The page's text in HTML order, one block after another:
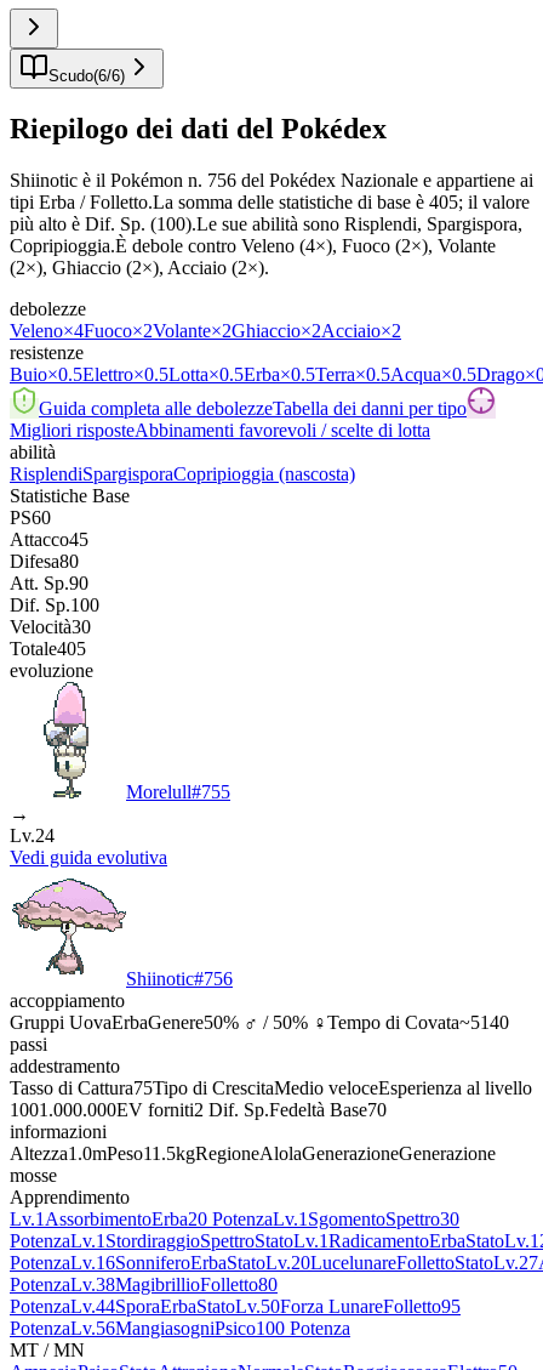
Scudo(6/6)
Riepilogo dei dati del Pokédex
Shiinotic è il Pokémon n. 756 del Pokédex Nazionale e appartiene ai
tipi Erba / Folletto.La somma delle statistiche di base è 405; il valore
più alto è Dif. Sp. (100).Le sue abilità sono Risplendi, Spargispora,
Copripioggia.È debole contro Veleno (4×), Fuoco (2×), Volante
(2×), Ghiaccio (2×), Acciaio (2×).
debolezze
Veleno×4Fuoco×2Volante×2Ghiaccio×2Acciaio×2
resistenze
Buio×0.5Elettro×0.5Lotta×0.5Erba×0.5Terra×0.5Acqua×0.5Drago
Guida completa alle debolezzeTabella dei danni per tipo
Migliori risposteAbbinamenti favorevoli / scelte di lotta
abilità
RisplendiSpargisporaCopripioggia (nascosta)
Statistiche Base
PS60
Attacco45
Difesa80
Att. Sp.90
Dif. Sp.100
Velocità30
Totale405
evoluzione
Morelull#755
→
Lv.24
Vedi guida evolutiva
Shiinotic#756
accoppiamento
Gruppi UovaErbaGenere50% ♂ / 50% ♀Tempo di Covata~5140
passi
addestramento
Tasso di Cattura75Tipo di CrescitaMedio veloceEsperienza al livello
1001.000.000EV forniti2 Dif. Sp.Fedeltà Base70
informazioni
Altezza1.0mPeso11.5kgRegioneAlolaGenerazioneGenerazione
mosse
Apprendimento
Lv.1 AssorbimentoErba20 PotenzaLv.1 SgomentoSpettro30
PotenzaLv.1 StordiraggioSpettroStatoLv.1RadicamentoErbaStato
PotenzaLv.16SonniferoErbaStatoLv.20LucelunareFollettoStatoLv.27
PotenzaLv.38MagibrillioFolletto80
PotenzaLv.44SporaErbaStatoLv.50Forza LunareFolletto95
PotenzaLv.56MangiasogniPsico100 Potenza
MT / MN